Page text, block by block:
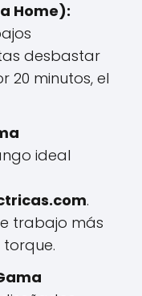
Home):
desbastar
20 minutos, el
ideal
.
trabajo más